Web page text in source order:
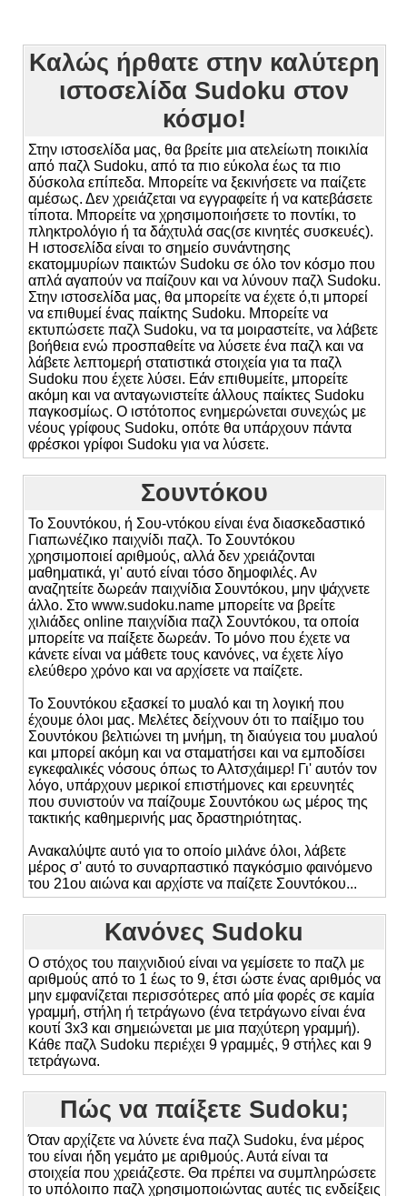
Καλώς ήρθατε στην καλύτερη
ιστοσελίδα Sudoku στον
κόσμο!
Στην ιστοσελίδα μας, θα βρείτε μια ατελείωτη ποικιλία
από παζλ Sudoku, από τα πιο εύκολα έως τα πιο
δύσκολα επίπεδα. Μπορείτε να ξεκινήσετε να παίζετε
αμέσως. Δεν χρειάζεται να εγγραφείτε ή να κατεβάσετε
τίποτα. Μπορείτε να χρησιμοποιήσετε το ποντίκι, το
πληκτρολόγιο ή τα δάχτυλά σας(σε κινητές συσκευές).
Η ιστοσελίδα είναι το σημείο συνάντησης
εκατομμυρίων παικτών Sudoku σε όλο τον κόσμο που
απλά αγαπούν να παίζουν και να λύνουν παζλ Sudoku.
Στην ιστοσελίδα μας, θα μπορείτε να έχετε ό,τι μπορεί
να επιθυμεί ένας παίκτης Sudoku. Μπορείτε να
εκτυπώσετε παζλ Sudoku, να τα μοιραστείτε, να λάβετε
βοήθεια ενώ προσπαθείτε να λύσετε ένα παζλ και να
λάβετε λεπτομερή στατιστικά στοιχεία για τα παζλ
Sudoku που έχετε λύσει. Εάν επιθυμείτε, μπορείτε
ακόμη και να ανταγωνιστείτε άλλους παίκτες Sudoku
παγκοσμίως. Ο ιστότοπος ενημερώνεται συνεχώς με
νέους γρίφους Sudoku, οπότε θα υπάρχουν πάντα
φρέσκοι γρίφοι Sudoku για να λύσετε.
Σουντόκου
Το Σουντόκου, ή Σου-ντόκου είναι ένα διασκεδαστικό
Γιαπωνέζικο παιχνίδι παζλ. Το Σουντόκου
χρησιμοποιεί αριθμούς, αλλά δεν χρειάζονται
μαθηματικά, γι' αυτό είναι τόσο δημοφιλές. Αν
αναζητείτε δωρεάν παιχνίδια Σουντόκου, μην ψάχνετε
άλλο. Στο www.sudoku.name μπορείτε να βρείτε
χιλιάδες online παιχνίδια παζλ Σουντόκου, τα οποία
μπορείτε να παίξετε δωρεάν. Το μόνο που έχετε να
κάνετε είναι να μάθετε τους κανόνες, να έχετε λίγο
ελεύθερο χρόνο και να αρχίσετε να παίζετε.
Το Σουντόκου εξασκεί το μυαλό και τη λογική που
έχουμε όλοι μας. Μελέτες δείχνουν ότι το παίξιμο του
Σουντόκου βελτιώνει τη μνήμη, τη διαύγεια του μυαλού
και μπορεί ακόμη και να σταματήσει και να εμποδίσει
εγκεφαλικές νόσους όπως το Αλτσχάιμερ! Γι' αυτόν τον
λόγο, υπάρχουν μερικοί επιστήμονες και ερευνητές
που συνιστούν να παίζουμε Σουντόκου ως μέρος της
τακτικής καθημερινής μας δραστηριότητας.
Ανακαλύψτε αυτό για το οποίο μιλάνε όλοι, λάβετε
μέρος σ' αυτό το συναρπαστικό παγκόσμιο φαινόμενο
του 21ου αιώνα και αρχίστε να παίζετε Σουντόκου...
Κανόνες Sudoku
Ο στόχος του παιχνιδιού είναι να γεμίσετε το παζλ με
αριθμούς από το 1 έως το 9, έτσι ώστε ένας αριθμός να
μην εμφανίζεται περισσότερες από μία φορές σε καμία
γραμμή, στήλη ή τετράγωνο (ένα τετράγωνο είναι ένα
κουτί 3x3 και σημειώνεται με μια παχύτερη γραμμή).
Κάθε παζλ Sudoku περιέχει 9 γραμμές, 9 στήλες και 9
τετράγωνα.
Πώς να παίξετε Sudoku;
Όταν αρχίζετε να λύνετε ένα παζλ Sudoku, ένα μέρος
του είναι ήδη γεμάτο με αριθμούς. Αυτά είναι τα
στοιχεία που χρειάζεστε. Θα πρέπει να συμπληρώσετε
το υπόλοιπο παζλ χρησιμοποιώντας αυτές τις ενδείξεις